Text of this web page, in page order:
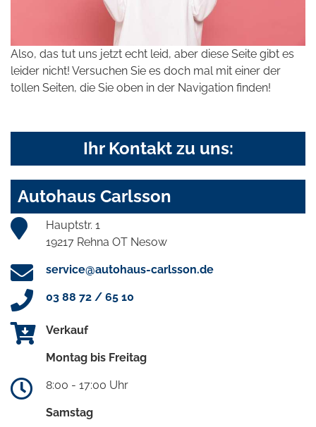
Also, das tut uns jetzt echt leid, aber diese Seite gibt es
leider nicht! Versuchen Sie es doch mal mit einer der
tollen Seiten, die Sie oben in der Navigation finden!
Ihr Kontakt zu uns:
Autohaus Carlsson
Hauptstr. 1
19217 Rehna OT Nesow
service@autohaus-carlsson.de
03 88 72 / 65 10
Verkauf
Montag bis Freitag
8:00 - 17:00 Uhr
Samstag